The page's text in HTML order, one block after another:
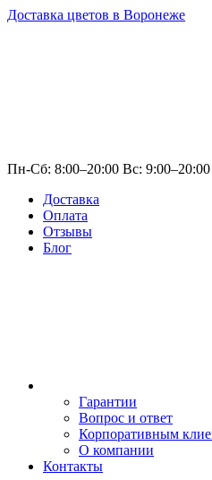
Доставка цветов в Воронеже
Пн-Сб: 8:00–20:00 Вс: 9:00–20:00
Доставка
Оплата
Отзывы
Блог
Гарантии
Вопрос и ответ
Корпоративным
О компании
Контакты